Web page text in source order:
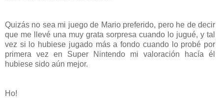
Quizás no sea mi juego de Mario preferido, pero he de decir
que me llevé una muy grata sorpresa cuando lo jugué, y tal
vez si lo hubiese jugado más a fondo cuando lo probé por
primera vez en Super Nintendo mi valoración hacía él
hubiese sido aún mejor.
Ho!